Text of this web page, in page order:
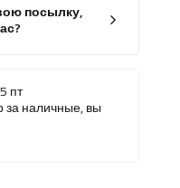
посылку,
пт
за наличные, вы